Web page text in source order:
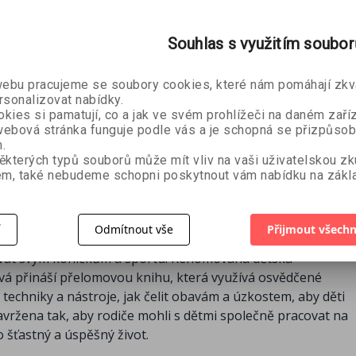
Kč
Jennifer Mann
spánek, nebo vtíravé myšlenky, že dítě neuspěje ve
mohou děti omezovat natolik, že nemohou rozvíjet
svým koníčkům a sportu. Renomovaná dětská
přináší přelomovou knihu, která využívá osvědčené
a nástroje, jak čelit obavám a úzkostem, aby děti
tak, aby rodiče mohli s dětmi společně pracovat na
a úspěšný život.
Souhlas s využitím
pracujeme se soubory cookies, které nám pomáhají
nabídky.
si pamatují, co a jak ve svém prohlížeči na daném
stránka funguje podle vás a je schopná se
typů souborů může mít vliv na vaši uživatelskou
také nebudeme schopni poskytnout vám nabídku na
Odmítnout vše Přijmout